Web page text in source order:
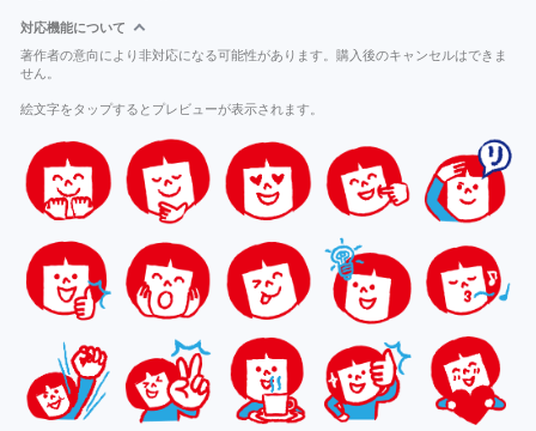
対応機能について
著作者の意向により非対応になる可能性があります。購入後のキャンセルはできま
せん。
絵文字をタップするとプレビューが表示されます。